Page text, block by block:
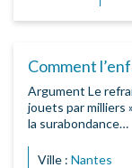
Comment
Argument Le
jouets par milliers
la surabondance…
Ville : Nantes